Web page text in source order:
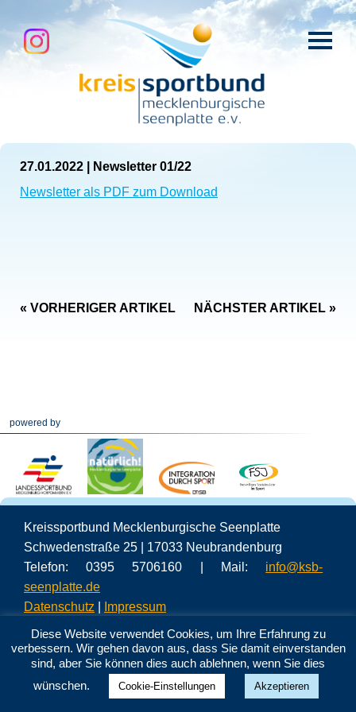
27.01.2022
Newsletter 01/22
Newsletter als PDF zum Download
NÄCHSTER ARTIKEL »
« VORHERIGER ARTIKEL
powered by
Kreissportbund Mecklenburgische Seenplatte
Schwedenstraße 25 | 17033 Neubrandenburg
Telefon: 0395 5706160 | Mail: info@ksb-
seenplatte.de
Datenschutz
Impressum
Diese Website verwendet Cookies, um Ihre Erfahrung zu
verbessern. Wir gehen davon aus, dass Sie damit einverstanden
sind, aber Sie können dies auch ablehnen, wenn Sie dies
wünschen.
Cookie-Einstellungen Akzeptieren